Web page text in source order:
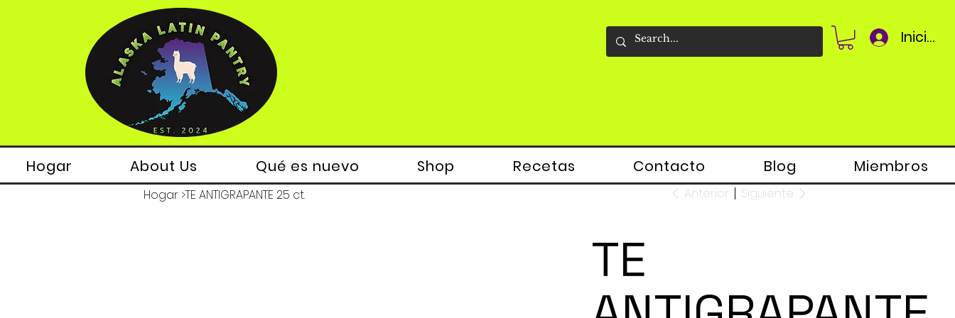
Iniciar
Hogar About Us Qué es nuevo Shop Recetas Contacto Blog Miembros
Hogar >TE ANTIGRAPANTE 25 ct. Anterior Siguiente
TE